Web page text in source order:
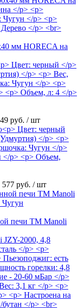
мм HORECA на
руб. / шт
577 руб. / шт
печи ТМ Manoli